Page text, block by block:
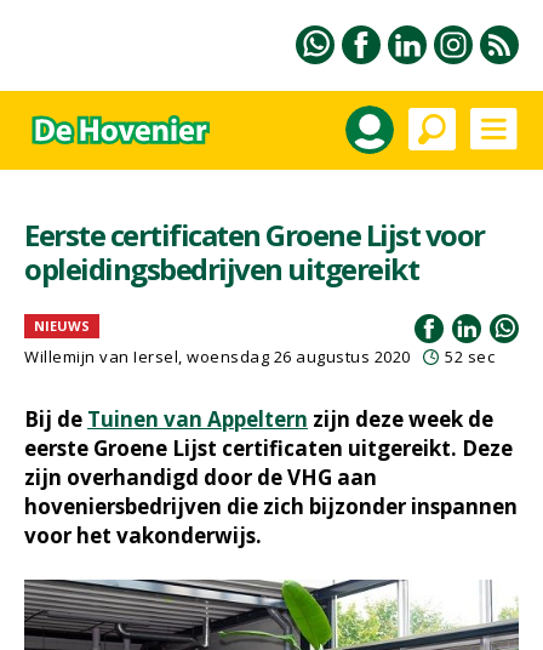
Eerste certificaten Groene Lijst voor
opleidingsbedrijven uitgereikt
NIEUWS
Willemijn van Iersel, woensdag 26 augustus 2020 52 sec
Bij de Tuinen van Appeltern zijn deze week de
eerste Groene Lijst certificaten uitgereikt. Deze
zijn overhandigd door de VHG aan
hoveniersbedrijven die zich bijzonder inspannen
voor het vakonderwijs.